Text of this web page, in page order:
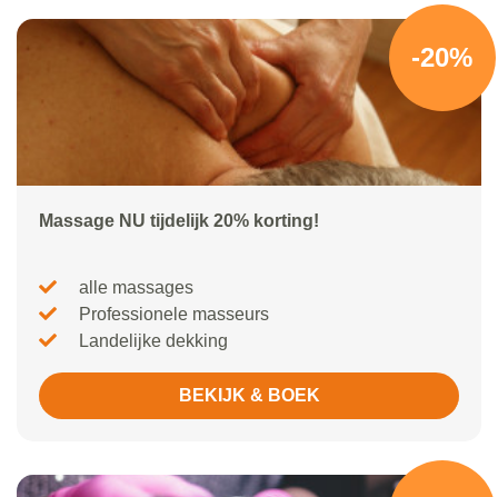
-20%
Massage NU tijdelijk 20% korting!
alle massages
Professionele masseurs
Landelijke dekking
BEKIJK & BOEK